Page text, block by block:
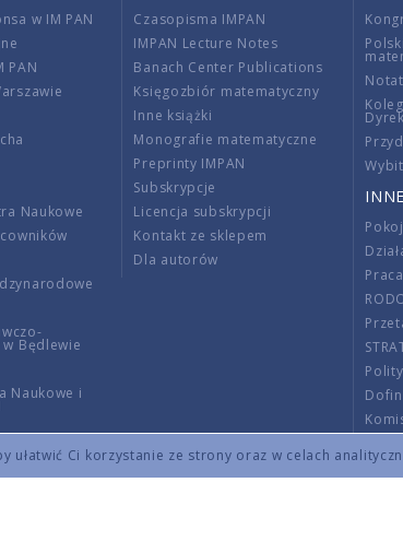
ułatwić Ci korzystanie ze strony oraz w celach
w IM PAN
PAN
Naukowe
Będlewie
Naukowe i
Czasopisma IMPAN
IMPAN Lecture Notes
Banach Center Publications
Księgozbiór matematyczny
Inne książki
Monografie matematyczne
Preprinty IMPAN
Subskrypcje
Licencja subskrypcji
Kontakt ze sklepem
Dla autorów
INNE